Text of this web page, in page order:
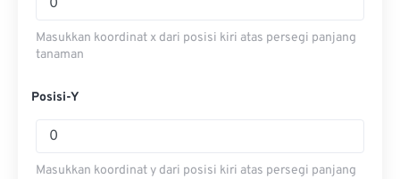
Masukkan koordinat x dari posisi kiri atas persegi panjang
tanaman
Posisi-Y
Masukkan koordinat y dari posisi kiri atas persegi panjang